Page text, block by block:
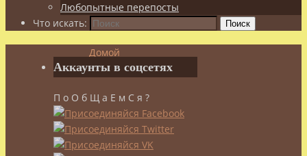
Любопытные перепосты
Что искать:
Поиск
Домой
Здоровье
–
плюсы
и
минусы
Аккаунты в соцсетях
П о О б Щ а Е м С я ?